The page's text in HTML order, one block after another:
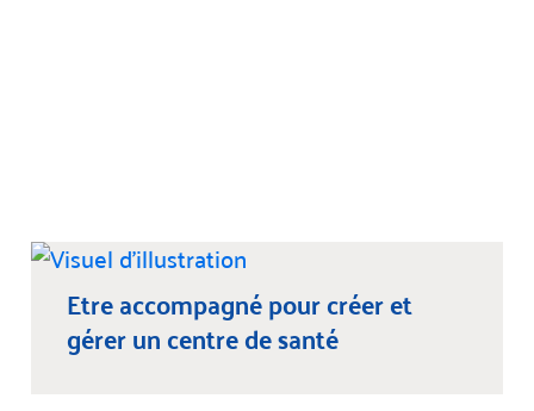
Etre accompagné pour créer et
gérer un centre de santé